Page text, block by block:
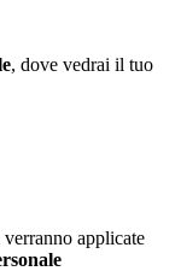
, dove vedrai il tuo
verranno applicate